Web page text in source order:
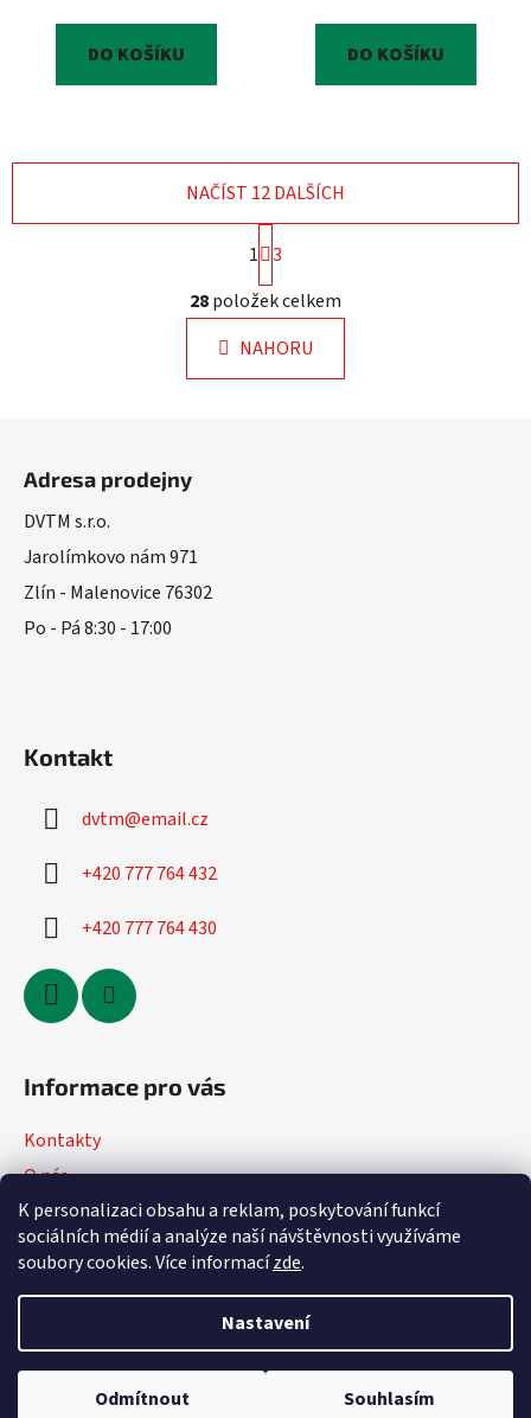
K personalizaci obsahu a reklam, poskytování funkcí
sociálních médií a analýze naší návštěvnosti využíváme
soubory cookies. Více informacízde.
Nastavení
Odmítnout Souhlasím
DO KOŠÍKU DO KOŠÍKU
O
v
l
á
d
NAČÍST 12 DALŠÍCH
S
t
r
á
n
k
1 3
28položek celkem
NAHORU
Adresa prodejny
DVTM s.r.o.
Jarolímkovo nám 971
Zlín - Malenovice 76302
Po - Pá 8:30 - 17:00
Kontakt
dvtm@email.cz
+420 777 764 432
+420 777 764 430
Informace pro vás
Kontakty
O nás
Jak nakupovat
Obchodní podmínky
Vytvořil Shoptet
Copyright 2026DVmoto . Všechna práva vyhrazena.